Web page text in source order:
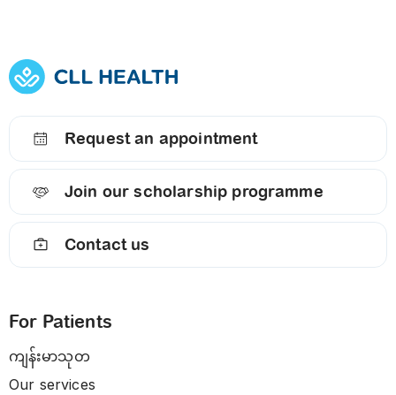
Request an appointment
Join our scholarship programme
Contact us
For Patients
ကျန်းမာသုတ
Our services